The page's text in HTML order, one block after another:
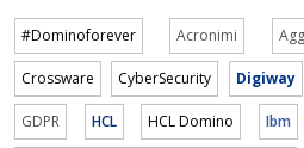
#Dominoforever Acronimi
Crossware CyberSecurity Digiway
GDPR HCL HCL Domino Ibm